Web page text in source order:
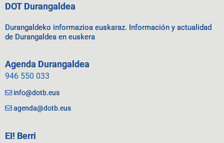
DOT Durangaldea
Durangaldeko informazioa euskaraz. Información y actualidad
de Durangaldea en euskera
Agenda Durangaldea
946 550 033
info@dotb.eus
agenda@dotb.eus
EI! Berri